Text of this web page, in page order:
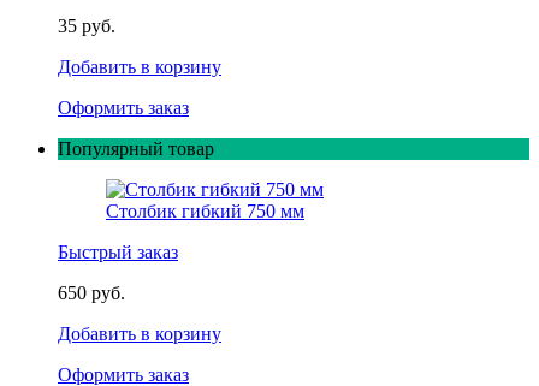
35 руб.
Добавить в корзину
Оформить заказ
Популярный товар
Столбик гибкий 750 мм
Быстрый заказ
650 руб.
Добавить в корзину
Оформить заказ